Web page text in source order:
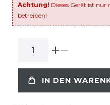
Achtung! Dieses Gerät ist
betreiben!
IN DEN